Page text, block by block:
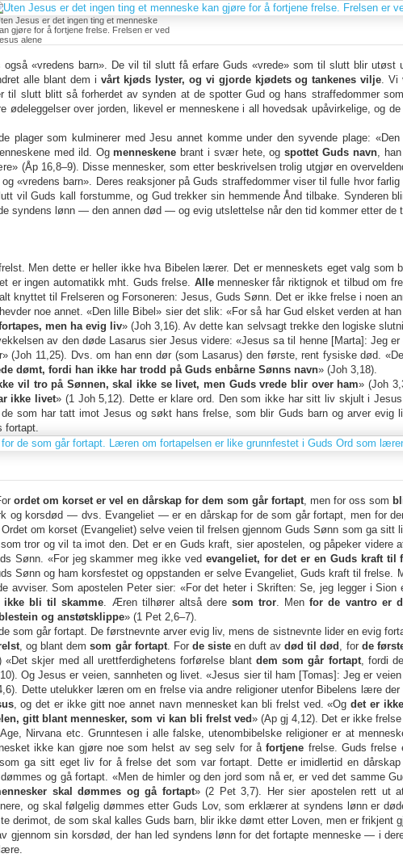
Jesus er det ingen ting et menneske
gjøre for å fortjene frelse. Frelsen er ved
alene
«vredens barn». De vil til slutt få erfare Guds «vrede» som til slutt blir utøst
alle blant dem ivårt kjøds lyster, og vi gjorde kjødets og tankenes vilje. Vi
til slutt blitt så forherdet av synden at de spotter Gud og hans straffedommer
ødeleggelser over jorden, likevel er menneskene i all hovedsak upåvirkelige, og
plager som kulminerer med Jesu annet komme under den syvende plage: «Den
med ild. Ogmenneskene brant i svær hete, ogspottet Guds navn,
(Åp 16,8–9). Disse mennesker, som etter beskrivelsen trolig utgjør en
«vredens barn». Deres reaksjoner på Guds straffedommer viser til fulle hvor
vil Guds kall forstumme, og Gud trekker sin hemmende Ånd tilbake. Synderen
syndens lønn — den annen død — og evig utslettelse når den tid kommer etter de
Men dette er heller ikke hva Bibelen lærer. Det er menneskets eget valg som
er ingen automatikk mht. Guds frelse. Allemennesker får riktignok et tilbud om
knyttet til Frelseren og Forsoneren: Jesus, Guds Sønn. Det er ikke frelse i noen
noe annet. «Den lille Bibel» sier det slik: «For så har Gud elsket verden at
men ha evig liv» (Joh 3,16). Av dette kan selvsagt trekke den logiske
av den døde Lasarus sier Jesus videre: «Jesus sa til henne [Marta]: Jeg er
(Joh 11,25). Dvs. om han enn dør (som Lasarus) den første, rent fysiske død.
dømt, fordi han ikke har trodd på Guds enbårne Sønns navn» (Joh 3,18).
vil tro på Sønnen, skal ikke se livet, men Guds vrede blir over ham» (Joh
ikke livet» (1 Joh 5,12). Dette er klare ord. Den som ikke har sitt liv skjult i
som har tatt imot Jesus og søkt hans frelse, som blir Guds barn og arver evig
fortapt.
ordet om korset er vel en dårskap for dem som går fortapt , men for oss som
og korsdød — dvs. Evangeliet — er en dårskap for de som går fortapt, men for
om korset (Evangeliet) selve veien til frelsen gjennom Guds Sønn som ga sitt
tror og vil ta imot den. Det er en Guds kraft, sier apostelen, og påpeker videre
Sønn. «For jeg skammer meg ikke ved evangeliet, for det er en Guds kraft til
Sønn og ham korsfestet og oppstanden er selve Evangeliet, Guds kraft til frelse.
avviser. Som apostelen Peter sier: «For det heter i Skriften: Se, jeg legger i Sion
ikke bli til skamme . Æren tilhører altså deresom tror . Menfor de vantro er
og anstøtsklippe» (1 Pet 2,6–7).
som går fortapt. De førstnevnte arver evig liv, mens de sistnevnte lider en evig
, og blant demsom går fortapt. For de siste en duft avdød til død , for de
skjer med all urettferdighetens forførelse blant dem som går fortapt, fordi
Og Jesus er veien, sannheten og livet. «Jesus sier til ham [Tomas]: Jeg er
Dette utelukker læren om en frelse via andre religioner utenfor Bibelens lære der
, og det er ikke gitt noe annet navn mennesket kan bli frelst ved. «Ogdet er
gitt blant mennesker, som vi kan bli frelst ved» (Ap gj 4,12). Det er ikke
Nirvana etc. Grunntesen i alle falske, utenombibelske religioner er at
ikke kan gjøre noe som helst av seg selv for åfortjene frelse. Guds frelse
ga sitt eget liv for å frelse det som var fortapt. Dette er imidlertid en
og gå fortapt. «Men de himler og den jord som nå er, er ved det samme
skal dømmes og gå fortapt» (2 Pet 3,7). Her sier apostelen rett ut
og skal følgelig dømmes etter Guds Lov, som erklærer at syndens lønn er
derimot, de som skal kalles Guds barn, blir ikke dømt etter Loven, men er frikjent
gjennom sin korsdød, der han led syndens lønn for det fortapte menneske — i